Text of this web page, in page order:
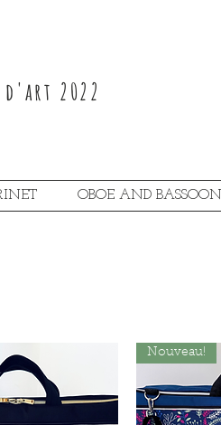
2022
OBOE AND BASSOON
Nouveau!